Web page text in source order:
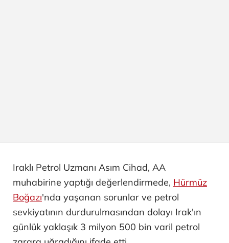
Iraklı Petrol Uzmanı Asım Cihad, AA
muhabirine yaptığı değerlendirmede, Hürmüz
Boğazı'nda yaşanan sorunlar ve petrol
sevkiyatının durdurulmasından dolayı Irak'ın
günlük yaklaşık 3 milyon 500 bin varil petrol